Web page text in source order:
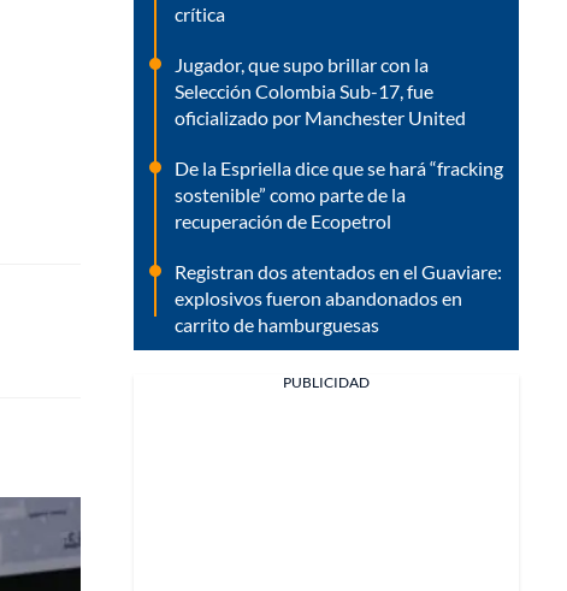
crítica
Jugador, que supo brillar con la
Selección Colombia Sub-17, fue
oficializado por Manchester United
De la Espriella dice que se hará “fracking
sostenible” como parte de la
recuperación de Ecopetrol
Registran dos atentados en el Guaviare:
explosivos fueron abandonados en
carrito de hamburguesas
PUBLICIDAD